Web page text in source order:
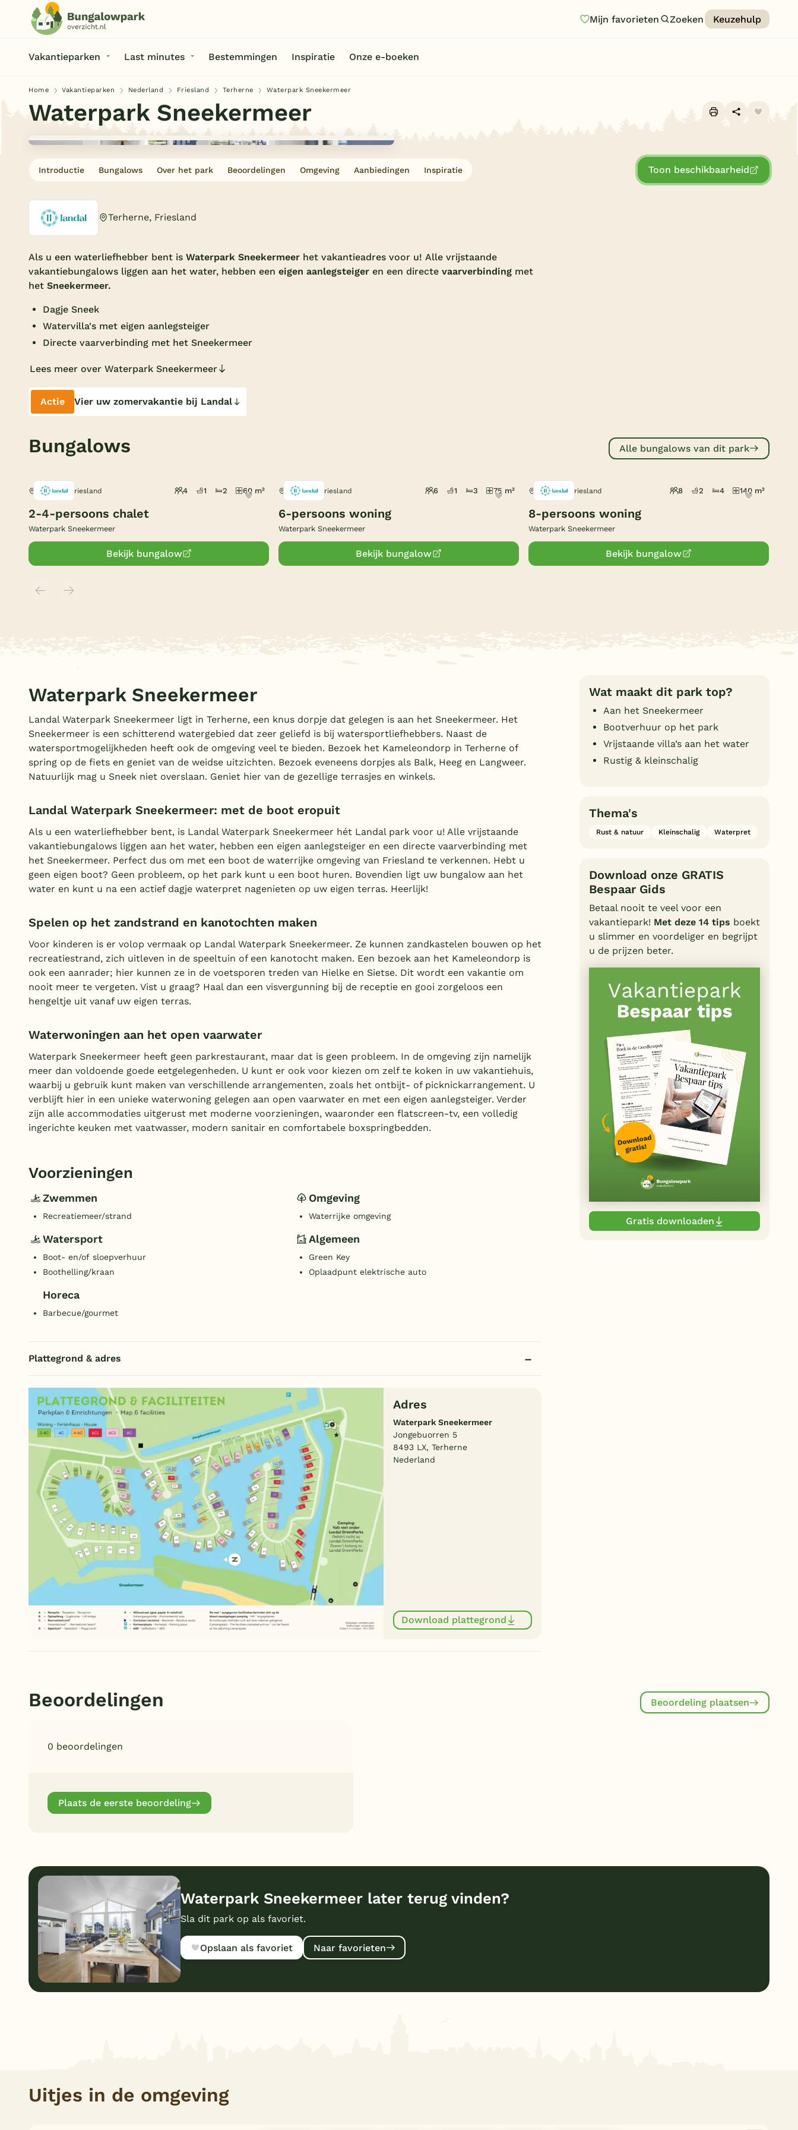
Mijn favorieten Zoeken Keuzehulp
Vakantieparken Last minutes Bestemmingen Inspiratie Onze e-boeken
Texel
Limburg
Duitsland
België
Home Vakantieparken Nederland Friesland Terherne Waterpark Sneekermeer
Waterpark Sneekermeer
Introductie Bungalows Over het park Beoordelingen Omgeving Aanbiedingen Inspiratie Toon beschikbaarheid
Terherne, Friesland
Als u een waterliefhebber bent is Waterpark Sneekermeer het vakantieadres voor u! Alle vrijstaande
vakantiebungalows liggen aan het water, hebben een eigen aanlegsteiger en een directe vaarverbinding met
het Sneekermeer.
Dagje Sneek
Watervilla's met eigen aanlegsteiger
Directe vaarverbinding met het Sneekermeer
Lees meer over Waterpark Sneekermeer
Actie Vier uw zomervakantie bij Landal
Bungalows Alle bungalows van dit park
Terherne, Friesland 4 1 2 60 m²
2-4-persoons chalet
Waterpark Sneekermeer
Bekijk bungalow
Terherne, Friesland 6 1 3 75 m²
6-persoons woning
Waterpark Sneekermeer
Bekijk bungalow
Terherne, Friesland 8 2 4 140 m²
8-persoons woning
Waterpark Sneekermeer
Bekijk bungalow
Waterpark Sneekermeer
Landal Waterpark Sneekermeer ligt in Terherne, een knus dorpje dat gelegen is aan het Sneekermeer. Het
Sneekermeer is een schitterend watergebied dat zeer geliefd is bij watersportliefhebbers. Naast de
watersportmogelijkheden heeft ook de omgeving veel te bieden. Bezoek het Kameleondorp in Terherne of
spring op de fiets en geniet van de weidse uitzichten. Bezoek eveneens dorpjes als Balk, Heeg en Langweer.
Natuurlijk mag u Sneek niet overslaan. Geniet hier van de gezellige terrasjes en winkels.
Landal Waterpark Sneekermeer: met de boot eropuit
Als u een waterliefhebber bent, is Landal Waterpark Sneekermeer hét Landal park voor u! Alle vrijstaande
vakantiebungalows liggen aan het water, hebben een eigen aanlegsteiger en een directe vaarverbinding met
het Sneekermeer. Perfect dus om met een boot de waterrijke omgeving van Friesland te verkennen. Hebt u
geen eigen boot? Geen probleem, op het park kunt u een boot huren. Bovendien ligt uw bungalow aan het
water en kunt u na een actief dagje waterpret nagenieten op uw eigen terras. Heerlijk!
Spelen op het zandstrand en kanotochten maken
Voor kinderen is er volop vermaak op Landal Waterpark Sneekermeer. Ze kunnen zandkastelen bouwen op het
recreatiestrand, zich uitleven in de speeltuin of een kanotocht maken. Een bezoek aan het Kameleondorp is
ook een aanrader; hier kunnen ze in de voetsporen treden van Hielke en Sietse. Dit wordt een vakantie om
nooit meer te vergeten. Vist u graag? Haal dan een visvergunning bij de receptie en gooi zorgeloos een
hengeltje uit vanaf uw eigen terras.
Waterwoningen aan het open vaarwater
Waterpark Sneekermeer heeft geen parkrestaurant, maar dat is geen probleem. In de omgeving zijn namelijk
meer dan voldoende goede eetgelegenheden. U kunt er ook voor kiezen om zelf te koken in uw vakantiehuis,
waarbij u gebruik kunt maken van verschillende arrangementen, zoals het ontbijt- of picknickarrangement. U
verblijft hier in een unieke waterwoning gelegen aan open vaarwater en met een eigen aanlegsteiger. Verder
zijn alle accommodaties uitgerust met moderne voorzieningen, waaronder een flatscreen-tv, een volledig
ingerichte keuken met vaatwasser, modern sanitair en comfortabele boxspringbedden.
Voorzieningen
Zwemmen
Recreatiemeer/strand
Watersport
Boot- en/of sloepverhuur
Boothelling/kraan
Horeca
Barbecue/gourmet
Omgeving
Waterrijke omgeving
Algemeen
Green Key
Oplaadpunt elektrische auto
Plattegrond & adres
Adres
Waterpark Sneekermeer
Jongebuorren 5
8493 LX, Terherne
Nederland
Download plattegrond
Wat maakt dit park top?
Aan het Sneekermeer
Bootverhuur op het park
Vrijstaande villa’s aan het water
Rustig & kleinschalig
Thema's
Rust & natuur Kleinschalig Waterpret
Download onze GRATIS
Bespaar Gids
Betaal nooit te veel voor een
vakantiepark! Met deze 14 tips boekt
u slimmer en voordeliger en begrijpt
u de prijzen beter.
Gratis downloaden
Beoordelingen Beoordeling plaatsen
0 beoordelingen
Plaats de eerste beoordeling
Waterpark Sneekermeer later terug vinden?
Sla dit park op als favoriet.
Opslaan als favoriet Naar favorieten
Uitjes in de omgeving